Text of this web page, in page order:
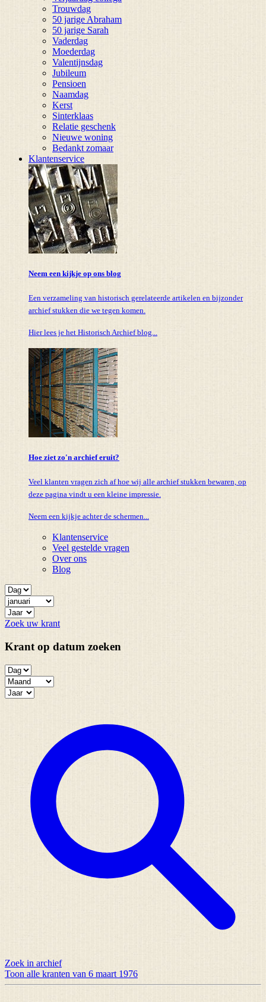
Trouwdag
50 jarige Abraham
50 jarige Sarah
Vaderdag
Moederdag
Valentijnsdag
Jubileum
Pensioen
Naamdag
Kerst
Sinterklaas
Relatie geschenk
Nieuwe woning
Bedankt zomaar
Klantenservice
Neem een kijkje op ons blog
Een verzameling van historisch gerelateerde artikelen en bijzonder
archief stukken die we tegen komen.
Hier lees je het Historisch Archief blog...
Hoe ziet zo'n archief eruit?
Veel klanten vragen zich af hoe wij alle archief stukken bewaren, op
deze pagina vindt u een kleine impressie.
Neem een kijkje achter de schermen...
Klantenservice
Veel gestelde vragen
Over ons
Blog
Zoek uw krant
Krant op datum zoeken
Zoek in archief
Toon alle kranten van 6 maart 1976